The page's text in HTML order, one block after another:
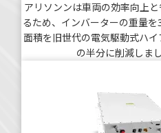
アリソンンは車両の効率向上
るため、インバーターの重量
面積を旧世代の電気駆動式ハ
の半分に削減しまし